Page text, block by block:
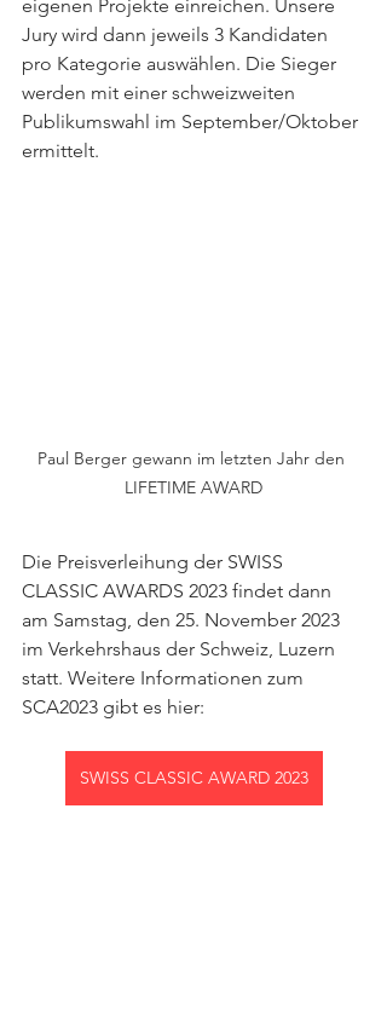
eigenen Projekte einreichen. Unsere
Jury wird dann jeweils 3 Kandidaten
pro Kategorie auswählen. Die Sieger
werden mit einer schweizweiten
Publikumswahl im September/Oktober
ermittelt.
Paul Berger gewann im letzten Jahr den
LIFETIME AWARD
Die Preisverleihung der SWISS
CLASSIC AWARDS 2023 findet dann
am Samstag, den 25. November 2023
im Verkehrshaus der Schweiz, Luzern
statt. Weitere Informationen zum
SCA2023 gibt es hier:
SWISS CLASSIC AWARD 2023